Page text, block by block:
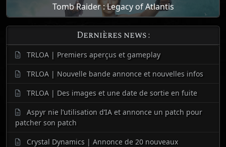
Tomb Raider : Legacy of Atlantis
Dernières news :
TRLOA | Premiers aperçus et gameplay
TRLOA | Nouvelle bande annonce et nouvelles infos
TRLOA | Des images et une date de sortie en fuite
Aspyr nie l’utilisation d’IA et annonce un patch pour
patcher son patch
Crystal Dynamics | Annonce de 20 nouveaux